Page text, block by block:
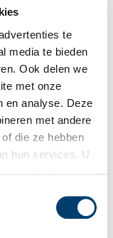
te
media te bieden
Ook delen we
met onze
en analyse. Deze
met andere
die ze hebben
hun services. U
1967) het café
’t Mandje. Het